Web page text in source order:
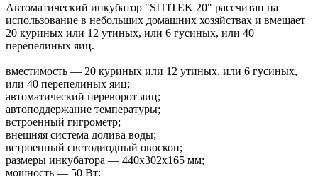
Автоматический инкубатор "SITITEK 20" рассчитан на
использование в небольших домашних хозяйствах и вмещает
20 куриных или 12 утиных, или 6 гусиных, или 40
перепелиных яиц.
вместимость — 20 куриных или 12 утиных, или 6 гусиных,
или 40 перепелиных яиц;
автоматический переворот яиц;
автоподдержание температуры;
встроенный гигрометр;
внешняя система долива воды;
встроенный светодиодный овоскоп;
размеры инкубатора — 440х302х165 мм;
мощность — 50 Вт;